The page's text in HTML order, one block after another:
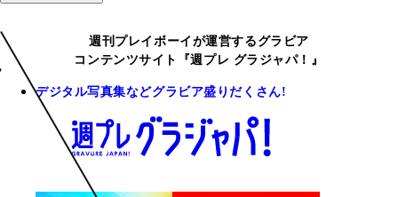
週刊プレイボーイが運営するグラビア
コンテンツサイト『週プレ グラジャパ！』
デジタル写真集などグラビア盛りだくさん!